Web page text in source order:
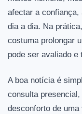
afectar a confiança,
dia a dia. Na
costuma prolongar
pode ser avaliado e
A boa notícia é
consulta
desconforto de